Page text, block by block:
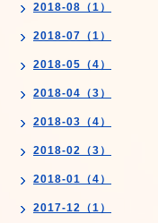
2018-08（1）
2018-07（1）
2018-05（4）
2018-04（3）
2018-03（4）
2018-02（3）
2018-01（4）
2017-12（1）